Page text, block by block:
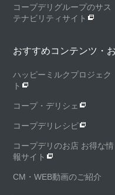
コープデリグループのサス
テナビリティサイト
おすすめコンテンツ・
ハッピーミルクプロジェク
ト
コープ・デリシェ
コープデリレシピ
コープデリのお店 お得な情
報サイト
CM・WEB動画のご紹介